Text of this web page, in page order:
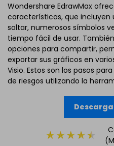
Wondershare EdrawMax
características, que incluyen
soltar, numerosos símbolos
tiempo fácil de usar.
opciones para compartir,
exportar sus gráficos en
Visio. Estos son los pasos
de riesgos utilizando la